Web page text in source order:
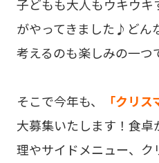
子どもも大人もウキウキ
がやってきました♪どん
考えるのも楽しみの一つ
そこで今年も、 「クリ
大募集いたします！食
理やサイドメニュー、